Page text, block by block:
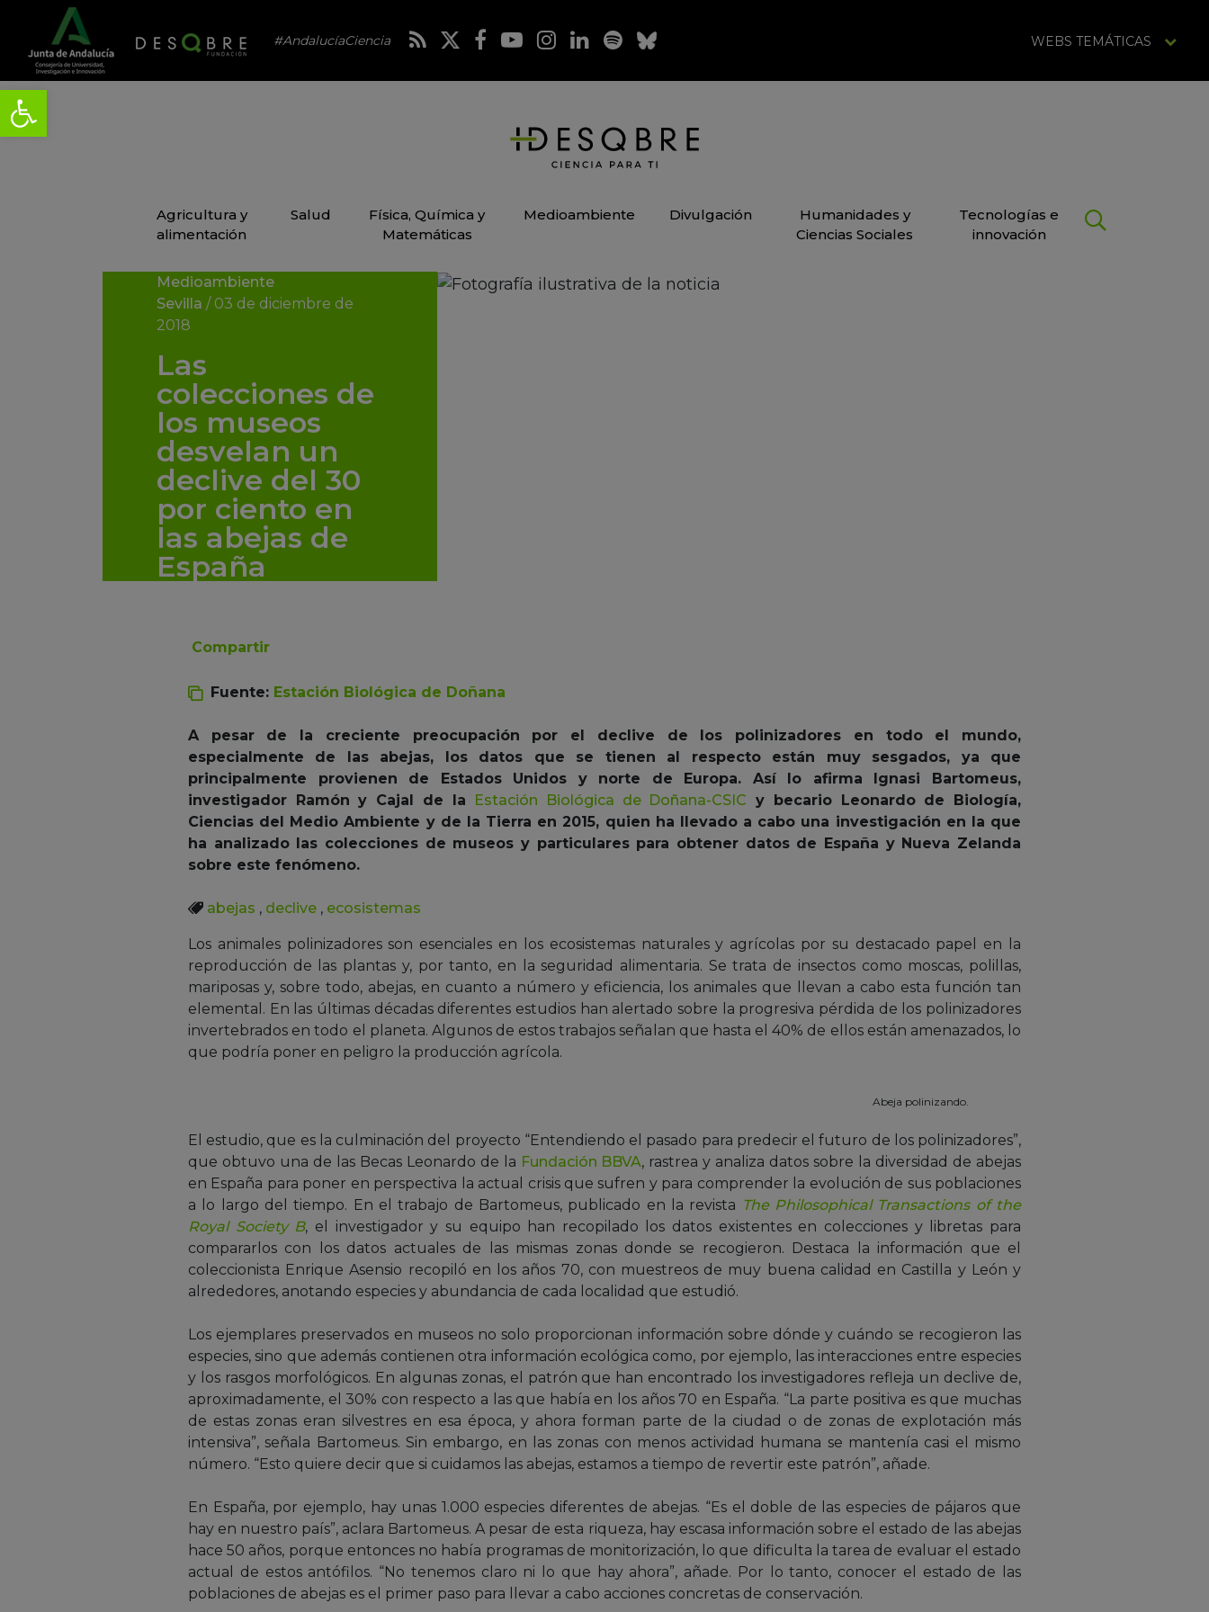
#AndalucíaCiencia WEBS TEMÁTICAS
Agricultura y
alimentación
Salud
Física, Química y
Matemáticas
Medioambiente Divulgación
Humanidades y
Ciencias Sociales
Tecnologías e
innovación
Medioambiente
Sevilla / 03 de diciembre de
2018
Las
colecciones de
los museos
desvelan un
declive del 30
por ciento en
las abejas de
España
Compartir
Fuente: Estación Biológica de Doñana
A pesar de la creciente preocupación por el declive de los polinizadores en todo el mundo,
especialmente de las abejas, los datos que se tienen al respecto están muy sesgados, ya que
principalmente provienen de Estados Unidos y norte de Europa. Así lo afirma Ignasi Bartomeus,
investigador Ramón y Cajal de la
Estación Biológica de Doñana-CSIC y becario Leonardo de Biología,
Ciencias del Medio Ambiente y de la Tierra en 2015, quien ha llevado a cabo una investigación en la que
ha analizado las colecciones de museos y particulares para obtener datos de España y Nueva Zelanda
sobre este fenómeno.
abejas , declive , ecosistemas
Los animales polinizadores son esenciales en los ecosistemas naturales y agrícolas por su destacado papel en la
reproducción de las plantas y, por tanto, en la seguridad alimentaria. Se trata de insectos como moscas, polillas,
mariposas y, sobre todo, abejas, en cuanto a número y eficiencia, los animales que llevan a cabo esta función tan
elemental. En las últimas décadas diferentes estudios han alertado sobre la progresiva pérdida de los polinizadores
invertebrados en todo el planeta. Algunos de estos trabajos señalan que hasta el 40% de ellos están amenazados, lo
que podría poner en peligro la producción agrícola.
Abeja polinizando.
El estudio, que es la culminación del proyecto “Entendiendo el pasado para predecir el futuro de los polinizadores”,
que obtuvo una de las Becas Leonardo de la Fundación BBVA, rastrea y analiza datos sobre la diversidad de abejas
en España para poner en perspectiva la actual crisis que sufren y para comprender la evolución de sus poblaciones
a lo largo del tiempo. En el trabajo de Bartomeus, publicado en la revista The Philosophical Transactions of the
Royal Society B, el investigador y su equipo han recopilado los datos existentes en colecciones y libretas para
compararlos con los datos actuales de las mismas zonas donde se recogieron. Destaca la información que el
coleccionista Enrique Asensio recopiló en los años 70, con muestreos de muy buena calidad en Castilla y León y
alrededores, anotando especies y abundancia de cada localidad que estudió.
Los ejemplares preservados en museos no solo proporcionan información sobre dónde y cuándo se recogieron las
especies, sino que además contienen otra información ecológica como, por ejemplo, las interacciones entre especies
y los rasgos morfológicos. En algunas zonas, el patrón que han encontrado los investigadores refleja un declive de,
aproximadamente, el 30% con respecto a las que había en los años 70 en España. “La parte positiva es que muchas
de estas zonas eran silvestres en esa época, y ahora forman parte de la ciudad o de zonas de explotación más
intensiva”, señala Bartomeus. Sin embargo, en las zonas con menos actividad humana se mantenía casi el mismo
número. “Esto quiere decir que si cuidamos las abejas, estamos a tiempo de revertir este patrón”, añade.
En España, por ejemplo, hay unas 1.000 especies diferentes de abejas. “Es el doble de las especies de pájaros que
hay en nuestro país”, aclara Bartomeus. A pesar de esta riqueza, hay escasa información sobre el estado de las abejas
hace 50 años, porque entonces no había programas de monitorización, lo que dificulta la tarea de evaluar el estado
actual de estos antófilos. “No tenemos claro ni lo que hay ahora”, añade. Por lo tanto, conocer el estado de las
poblaciones de abejas es el primer paso para llevar a cabo acciones concretas de conservación.